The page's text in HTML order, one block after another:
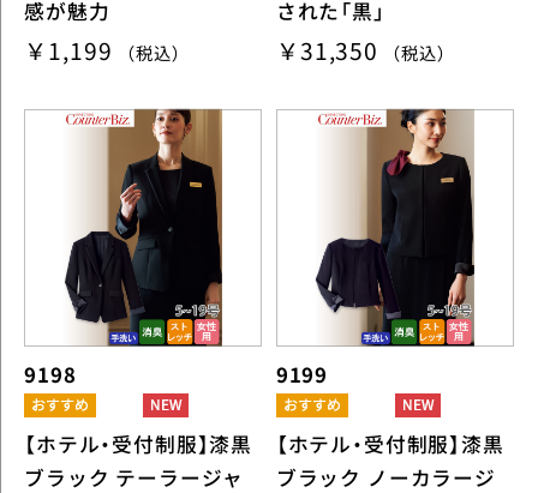
感が魅力
￥1,199 （税込）
された「黒」
￥31,350 （税込）
9198
【ホテル・受付制服】漆黒
ブラック テーラージャ
9199
【ホテル・受付制服】漆黒
ブラック ノーカラージ